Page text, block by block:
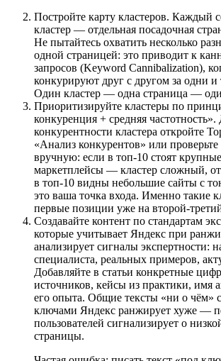
Постройте карту кластеров. Каждый
кластер — отдельная посадочная
Не пытайтесь охватить несколько
одной страницей: это приводит к
запросов (Keyword Cannibalization),
конкурируют друг с другом за одни
Один кластер — одна страница —
Приоритизируйте кластеры по
конкуренция + средняя
конкурентности кластера откройте
«Анализ конкурентов» или
вручную: если в топ-10 стоят
маркетплейсы — кластер сложный,
в топ-10 видны небольшие сайты с
это ваша точка входа. Именно такие
первые позиции уже на второй-
Создавайте контент по стандартам
которые учитывает Яндекс при
анализирует сигналы экспертности:
специалиста, реальных примеров,
Добавляйте в статьи конкретные
источников, кейсы из практики, имя
его опыта. Общие тексты «ни о чём»
ключами Яндекс ранжирует хуже —
пользователей сигнализирует о
страницы.